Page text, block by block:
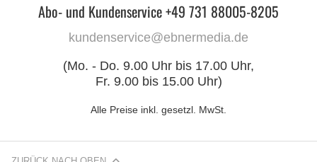
Abo- und Kundenservice +49 731 88005-8205
kundenservice@ebnermedia.de
(Mo. - Do. 9.00 Uhr bis 17.00 Uhr,
Fr. 9.00 bis 15.00 Uhr)
Alle Preise inkl. gesetzl. MwSt.